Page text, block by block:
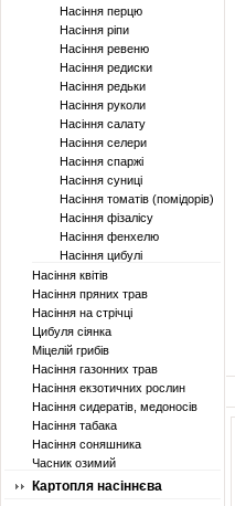
Насіння перцю
Насіння ріпи
Насіння ревеню
Насіння редиски
Насіння редьки
Насіння руколи
Насіння салату
Насіння селери
Насіння спаржі
Насіння суниці
Насіння томатів (помідорів)
Насіння фізалісу
Насіння фенхелю
Насіння цибулі
Насіння квітів
Насіння пряних трав
Насіння на стрічці
Цибуля сіянка
Міцелій грибів
Насіння газонних трав
Насіння екзотичних рослин
Насіння сидератів, медоносів
Насіння табака
Насіння соняшника
Часник озимий
Картопля насіннєва